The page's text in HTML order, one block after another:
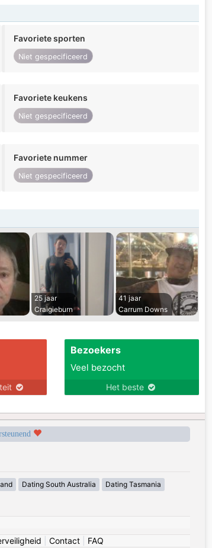
Favoriete sporten
Niet gespecificeerd
Favoriete keukens
Niet gespecificeerd
Favoriete nummer
Niet gespecificeerd
25 jaar
Craigieburn
41 jaar
Carrum Downs
Bezoekers
Veel bezocht
Het beste
Dating South Australia Dating Tasmania
Contact FAQ